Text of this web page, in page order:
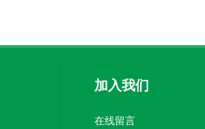
加入我们
在线留言